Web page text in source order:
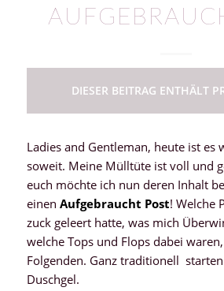
DIESER BEITRAG ENTHÄLT
Ladies and Gentleman, heute ist es
soweit. Meine Mülltüte ist voll und
euch möchte ich nun deren Inhalt
einen Aufgebraucht Post! Welche
zuck geleert hatte, was mich
welche Tops und Flops dabei
Folgenden. Ganz traditionell
Duschgel.